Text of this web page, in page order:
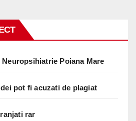
Poiana Mare
pot fi acuzati de plagiat
rar